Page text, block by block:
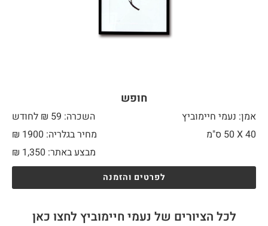
חופש
אמן: נעמי חיימוביץ
השכרה: 59 ₪ לחודש
40 X
מחיר בגלריה: 1900 ₪
מבצע באתר:
₪ 1,350
לפרטים והזמנה
לכל הציורים של נעמי חיימוביץ לחצו כאן